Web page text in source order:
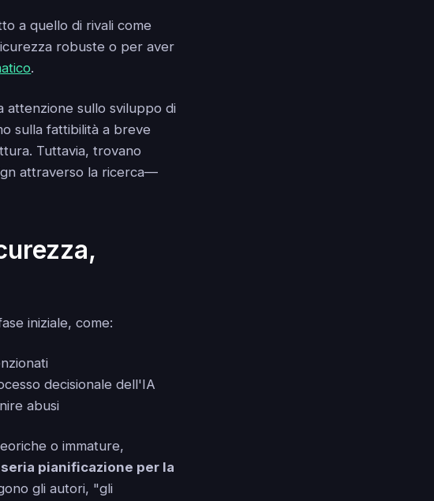
a quello di rivali come
robuste o per aver
.
attenzione sullo sviluppo di
sulla fattibilità a breve
Tuttavia, trovano
attraverso la ricerca—
iniziale, come:
decisionale dell'IA
abusi
o immature,
pianificazione per la
gli autori, "gli